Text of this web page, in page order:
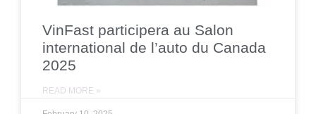
VinFast participera au Salon
international de l’auto du Canada
2025
READ MORE »